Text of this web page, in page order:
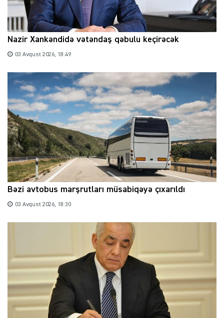
Nazir Xankəndidə vətəndaş qəbulu keçirəcək
03 Avqust 2026, 18:49
Bəzi avtobus marşrutları müsabiqəyə çıxarıldı
03 Avqust 2026, 18:30